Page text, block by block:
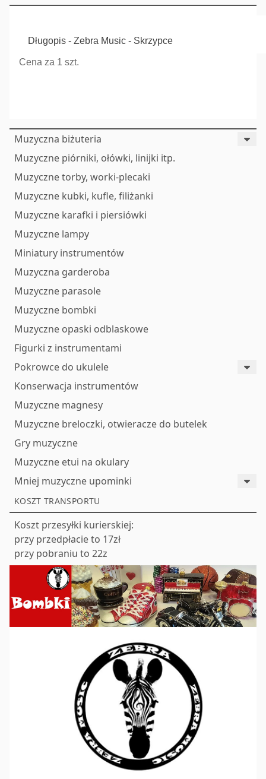
Muzyczna biżuteria
Muzyczne piórniki, ołówki, linijki itp.
Muzyczne torby, worki-plecaki
Muzyczne kubki, kufle, filiżanki
Muzyczne karafki i piersiówki
Muzyczne lampy
Miniatury instrumentów
Muzyczna garderoba
Muzyczne parasole
Muzyczne bombki
Muzyczne opaski odblaskowe
Figurki z instrumentami
Pokrowce do ukulele
Konserwacja instrumentów
Muzyczne magnesy
Muzyczne breloczki, otwieracze do butelek
Gry muzyczne
Muzyczne etui na okulary
Mniej muzyczne upominki
KOSZT TRANSPORTU
Koszt przesyłki kurierskiej:
przy przedpłacie to 17zł
przy pobraniu to 22z
Długopis - Zebra Music - Skrzypce
Cena za 1 szt.